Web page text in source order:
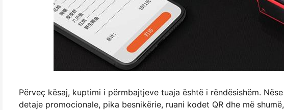
Përveç kësaj, kuptimi i përmbajtjeve tuaja është i rëndësishëm.
detaje promocionale, pika besnikërie, ruani kodet QR dhe më